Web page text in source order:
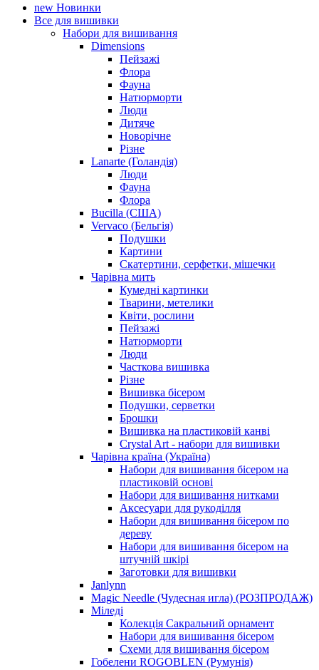
new Новинки
Все для вишивки
Набори для вишивання
Dimensions
Пейзажі
Флора
Фауна
Натюрморти
Люди
Дитяче
Новорічне
Різне
Lanarte (Голандія)
Люди
Фауна
Флора
Bucilla (США)
Vervaco (Бельгія)
Подушки
Картини
Скатертини, серфетки, мішечки
Чарiвна мить
Кумедні картинки
Тварини, метелики
Квіти, рослини
Пейзажі
Натюрморти
Люди
Часткова вишивка
Різне
Вишивка бісером
Подушки, серветки
Брошки
Вишивка на пластиковій канві
Crystal Art - набори для вишивки
Чарівна країна (Україна)
Набори для вишивання бісером на
пластиковій основі
Набори для вишивання нитками
Аксесуари для рукоділля
Набори для вишивання бісером по
дереву
Набори для вишивання бісером на
штучній шкірі
Заготовки для вишивки
Janlynn
Magic Needle (Чудесная игла) (РОЗПРОДАЖ)
Міледі
Колекція Сакральний орнамент
Набори для вишивання бісером
Схеми для вишивання бісером
Гобелени ROGOBLEN (Румунія)